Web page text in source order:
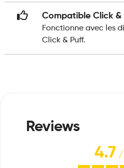
Compatible Click &
Fonctionne avec les
Click & Puff.
4.7/